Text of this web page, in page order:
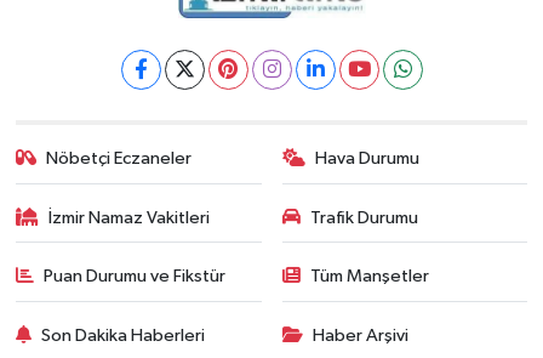
Nöbetçi Eczaneler Hava Durumu
İzmir Namaz Vakitleri Trafik Durumu
Puan Durumu ve Fikstür Tüm Manşetler
Son Dakika Haberleri Haber Arşivi